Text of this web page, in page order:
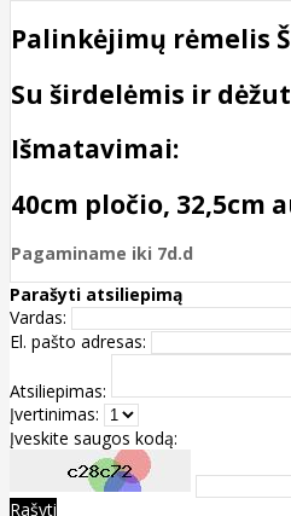
Palinkėjimų rėmelis
Su širdelėmis ir
Išmatavimai:
40cm pločio, 32,5cm
Pagaminame iki 7d.d
Parašyti atsiliepimą
Vardas:
El. pašto adresas:
Atsiliepimas:
Įvertinimas:
Įveskite saugos kodą:
Rašyti